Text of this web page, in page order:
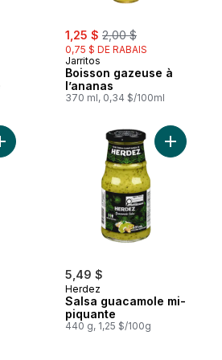
sale:
1,25 $ , formerly:
2,00 $
0,75 $ DE RABAIS
Jarritos
Boisson gazeuse à
l’ananas
370 ml, 0,34 $/100ml
Salsa mexicaine maison au panier
5,49 $
Herdez
Salsa guacamole mi-
piquante
440 g, 1,25 $/100g
Ajouter